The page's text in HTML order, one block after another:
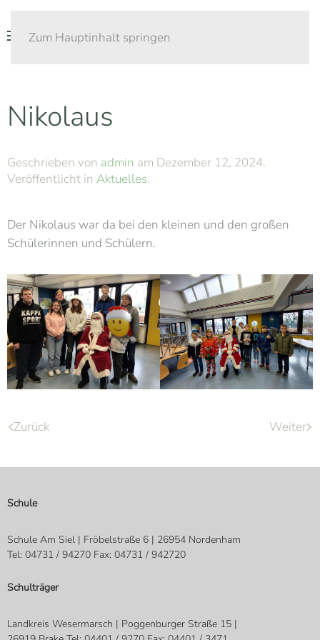
Zum Hauptinhalt springen
Nikolaus
Geschrieben von admin am Dezember 12, 2024.
Veröffentlicht in Aktuelles.
Der Nikolaus war da bei den kleinen und den großen
Schülerinnen und Schülern.
Zurück Weiter
Schule
Schule Am Siel | Fröbelstraße 6 | 26954 Nordenham
Tel: 04731 / 94270 Fax: 04731 / 942720
Schulträger
Landkreis Wesermarsch | Poggenburger Straße 15 |